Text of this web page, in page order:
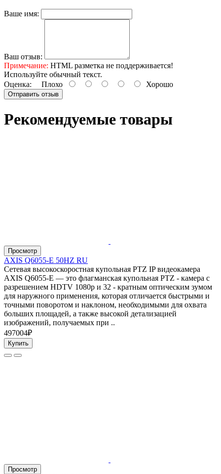
Ваше имя:
Ваш отзыв:
Примечание: HTML разметка не поддерживается!
Используйте обычный текст.
Оценка: Плохо Хорошо
Отправить отзыв
Рекомендуемые товары
Просмотр
AXIS Q6055-E 50HZ RU
Сетевая высокоскоростная купольная PTZ IP видеокамера
AXIS Q6055-E — это флагманская купольная PTZ - камера с
разрешением HDTV 1080p и 32 - кратным оптическим зумом
для наружного применения, которая отличается быстрыми и
точными поворотом и наклоном, необходимыми для охвата
больших площадей, а также высокой детализацией
изображений, получаемых при ..
497004₽
Купить
Просмотр